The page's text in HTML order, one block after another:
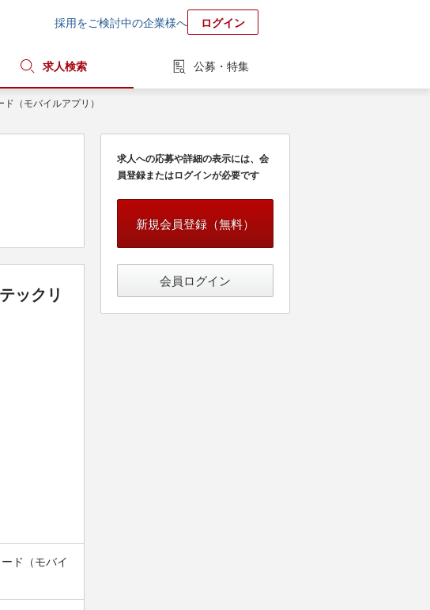
採用をご検討中の企業様へ ログイン
求人検索 公募・特集
（モバイルアプリ）
ックリ
ド（モバイ
求人への応募や詳細の表示には、会
員登録またはログインが必要です
新規会員登録（無料）
会員ログイン